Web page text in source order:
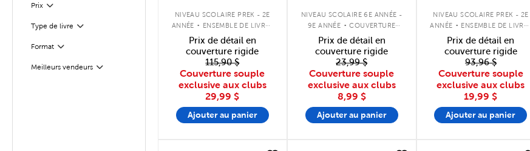
PrixFilter
Sélectionnés
Type de livre
Filter
Format
Filter
Meilleurs vendeurs
Filter
NIVEAU SCOLAIRE PREK - 2E
ANNÉE . ENSEMBLE DE LIVRES
À COUVERTURE SOUPLE
Prix de détail en
couverture rigide
115,90 $
Couverture souple
exclusive aux clubs
29,99 $
Ajouter au panier
NIVEAU SCOLAIRE 6E ANNÉE -
9E ANNÉE . COUVERTURE
SOUPLE
Prix de détail en
couverture rigide
23,99 $
Couverture souple
exclusive aux clubs
8,99 $
Ajouter au panier
NIVEAU SCOLAIRE PREK - 2E
ANNÉE . ENSEMBLE DE LIVRES
À COUVERTURE SOUPLE
Prix de détail en
couverture rigide
93,96 $
Couverture souple
exclusive aux clubs
19,99 $
Ajouter au panier